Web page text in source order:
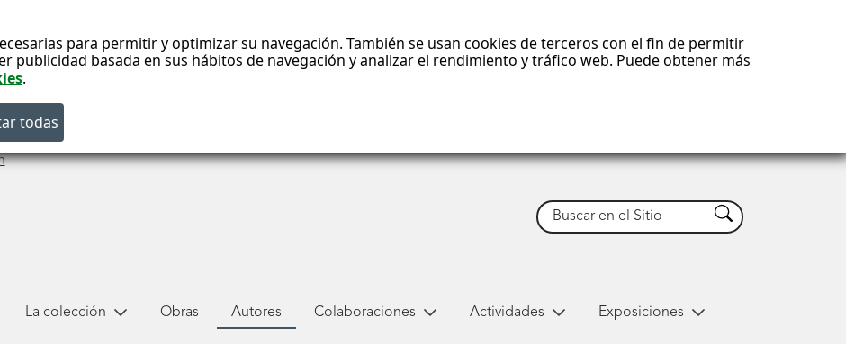
para permitir y optimizar su navegación. También se usan cookies de terceros con el fin de permitir
publicidad basada en sus hábitos de navegación y analizar el rendimiento y tráfico web. Puede obtener más
.
Buscar Buscar
La colección Obras Autores Colaboraciones Actividades Exposiciones